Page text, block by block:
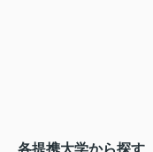
各提携大学から探す